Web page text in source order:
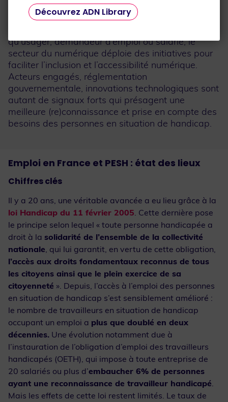
Découvrez ADN Library
secteur du numérique offre des possibilités
d’emploi intéressantes pour les personnes en
qu’usager, demandeur d’emploi ou salarié, le
secteur du numérique déploie des initiatives pour
faciliter l’inclusion et l’accessibilité numérique.
Acteurs engagés, réglementation
gouvernementale, innovations technologiques sont
autant de signaux forts qui présagent une
meilleure (re)connaissance et prise en compte des
besoins des personnes en situation de handicap.
Emploi en France et PESH : état des lieux
Chiffres clés
Il y a 20 ans, une véritable avancée a eu lieu grâce à la
loi Handicap du 11 février 2005. Cette dernière pose
le principe selon lequel « toute personne handicapée a
droit à la solidarité de l’ensemble de la collectivité
nationale, qui lui garantit, en vertu de cette obligation,
l’accès aux droits fondamentaux reconnus de tous
les citoyens ainsi que le plein exercice de sa
citoyenneté ». Depuis, l’accès à l’emploi des personnes
en situation de handicap s’est sensiblement amélioré :
le nombre de travailleurs en situation de handicap
occupant un emploi a plus que doublé en deux
décennies. Une évolution notamment due à
l’instauration de l’obligation d’emploi des travailleurs
handicapés (OETH), qui impose à toute entreprise de
20 salariés ou plus d’embaucher 6% de personnes
ayant une reconnaissance de travailleur handicapé.
Mais les effets de cette loi restent limités. Le taux de